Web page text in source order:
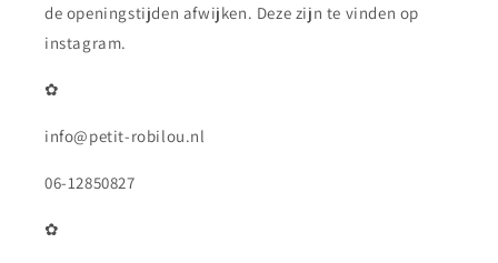
de openingstijden afwijken. Deze zijn te vinden op
instagram.
✿
info@petit-robilou.nl
06-12850827
✿